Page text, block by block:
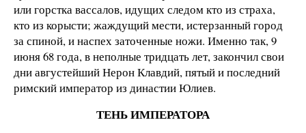
или горстка вассалов, идущих следом кто из страха,
кто из корысти; жаждущий мести, истерзанный город
за спиной, и наспех заточенные ножи. Именно так, 9
июня 68 года, в неполные тридцать лет, закончил свои
дни августейший Нерон Клавдий, пятый и последний
римский император из династии Юлиев.
ТЕНЬ ИМПЕРАТОРА